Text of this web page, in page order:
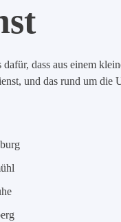
dass aus einem
und das rund um die